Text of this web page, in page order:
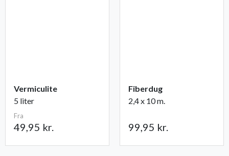
Vermiculite
5 liter
Fra
49,95 kr.
Fiberdug
2,4 x 10 m.
99,95 kr.